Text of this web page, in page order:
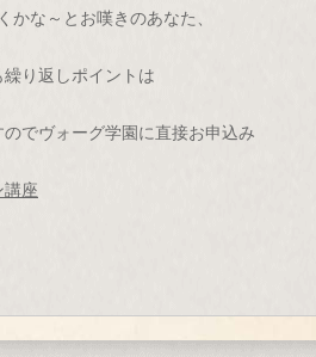
かな～とお嘆きのあなた、
り返しポイントは
でヴォーグ学園に直接お申込み
座